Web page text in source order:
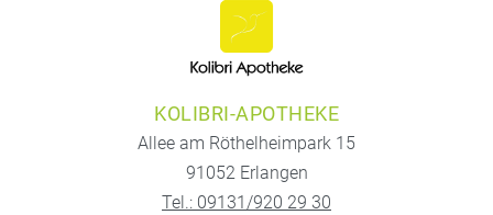
KOLIBRI-APOTHEKE
Allee am Röthelheimpark 15
91052 Erlangen
Tel.: 09131/920 29 30